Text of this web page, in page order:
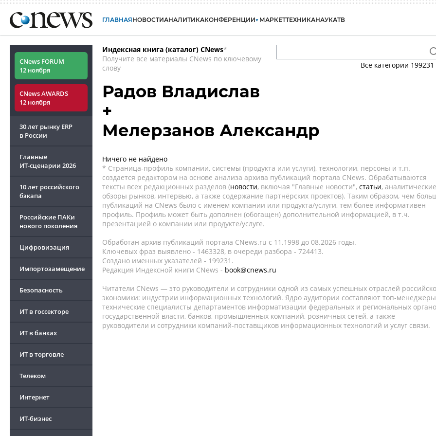
ГЛАВНАЯНОВОСТИАНАЛИТИКАКОНФЕРЕНЦИИ МАРКЕТТЕХНИКАНАУКАТВ
CNews FORUM
12 ноября
CNews AWARDS
12 ноября
30 лет рынку ERP
в России
Главные
ИТ-сценарии 2026
10 лет российского
бэкапа
Российские ПАКи
нового поколения
Цифровизация
Импортозамещение
Безопасность
ИТ в госсекторе
ИТ в банках
ИТ в торговле
Телеком
Интернет
ИТ-бизнес
Индексная книга (каталог) CNews*
Получите все материалы CNews по ключевому
слову
Все категории 199231
Радов Владислав
+
Мелерзанов Александр
Ничего не найдено
* Страница-профиль компании, системы (продукта или услуги), технологии, персоны и т.п.
создается редактором на основе анализа архива публикаций портала CNews. Обрабатываются
тексты всех редакционных разделов (новости, включая "Главные новости", статьи, аналитические
обзоры рынков, интервью, а также содержание партнёрских проектов). Таким образом, чем
публикаций на CNews было с именем компании или продукта/услуги, тем более информативен
профиль. Профиль может быть дополнен (обогащен) дополнительной информацией, в т.ч.
презентацией о компании или продукте/услуге.
Обработан архив публикаций портала CNews.ru c 11.1998 до 08.2026 годы.
Ключевых фраз выявлено - 1463328, в очереди разбора - 724413.
Создано именных указателей - 199231.
Редакция Индексной книги CNews - book@cnews.ru
Читатели CNews — это руководители и сотрудники одной из самых успешных отраслей
экономики: индустрии информационных технологий. Ядро аудитории составляют топ-
технические специалисты департаментов информатизации федеральных и региональных
государственной власти, банков, промышленных компаний, розничных сетей, а также
руководители и сотрудники компаний-поставщиков информационных технологий и услуг связи.